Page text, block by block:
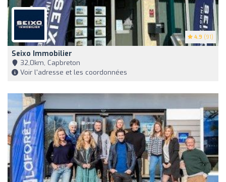
4.9 (91)
Seixo Immobilier
32,0km, Capbreton
Voir l'adresse et les coordonnées